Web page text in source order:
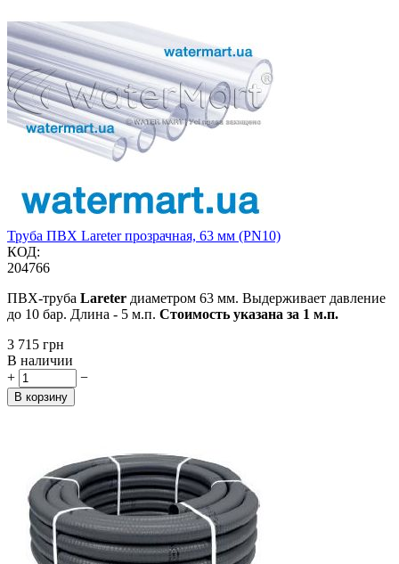
Труба ПВХ Lareter прозрачная, 63 мм (PN10)
КОД:
204766
ПВХ-труба Lareter диаметром 63 мм. Выдерживает давление
до 10 бар. Длина - 5 м.п. Стоимость указана за 1 м.п.
‍3 715‍ грн
В наличии
+
−
В корзину